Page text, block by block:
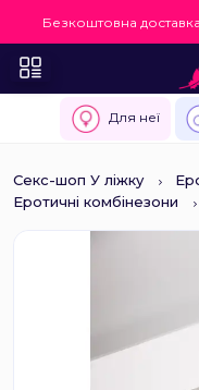
Безкоштовна
Для неї
Секс-шоп У ліжку
Еротичні комбінезони